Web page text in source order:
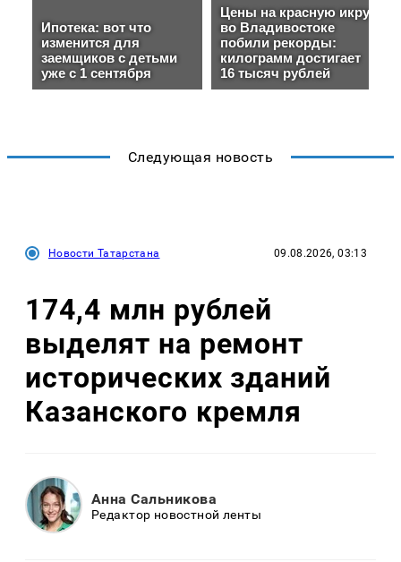
Следующая новость
Новости Татарстана 09.08.2026, 03:13
174,4 млн рублей
выделят на ремонт
исторических зданий
Казанского кремля
Анна Сальникова
Редактор новостной ленты